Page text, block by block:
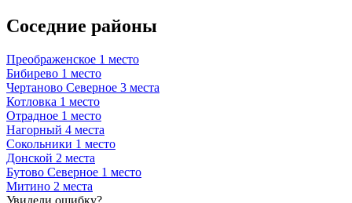
Соседние районы
Преображенское 1 место
Бибирево 1 место
Чертаново Северное 3 места
Котловка 1 место
Отрадное 1 место
Нагорный 4 места
Сокольники 1 место
Донской 2 места
Бутово Северное 1 место
Митино 2 места
Увидели ошибку?